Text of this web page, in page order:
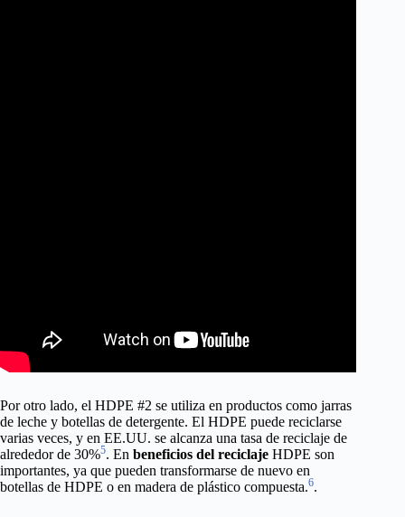
Por otro lado, el HDPE #2 se utiliza en productos como jarras
de leche y botellas de detergente. El HDPE puede reciclarse
varias veces, y en EE.UU. se alcanza una tasa de reciclaje de
alrededor de 30%5. En beneficios del reciclaje HDPE son
importantes, ya que pueden transformarse de nuevo en
botellas de HDPE o en madera de plástico compuesta.6.